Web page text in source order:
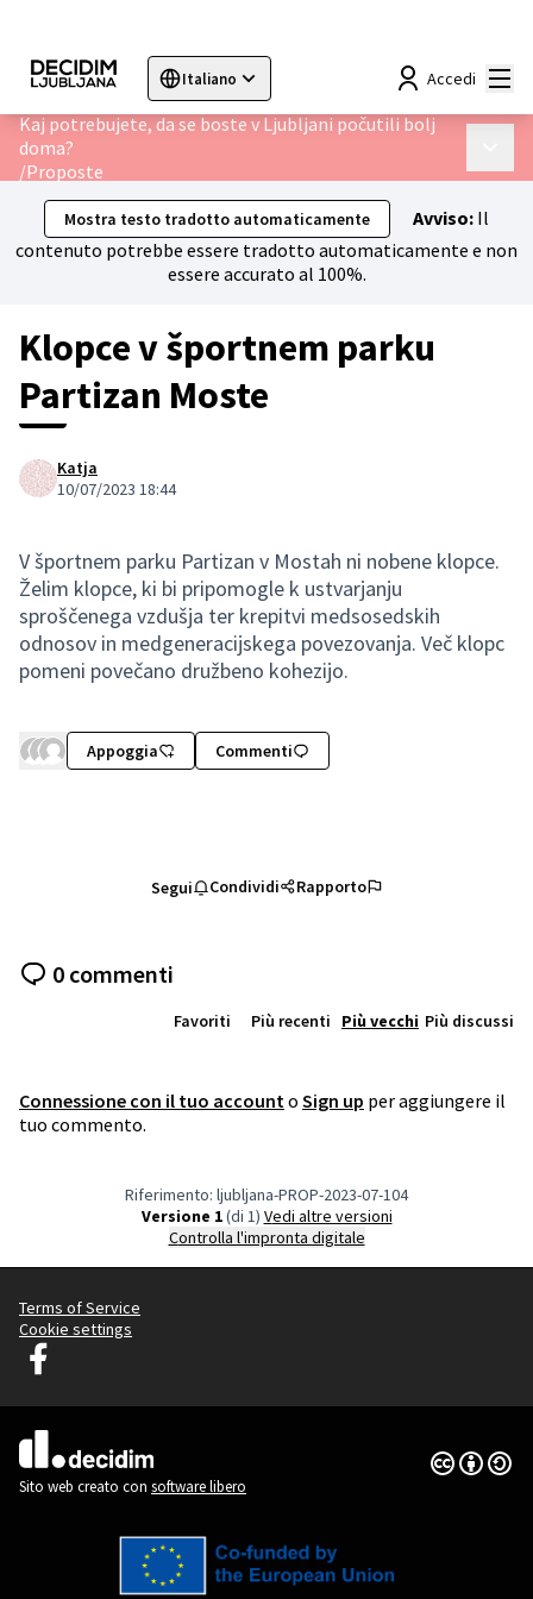
Italiano
Sprache wählen Choisir la langue
Accedi
Kaj potrebujete, da se boste v Ljubljani počutili bolj
doma?
/Proposte
Mostra testo tradotto automaticamente Avviso: Il
contenuto potrebbe essere tradotto automaticamente e non
essere accurato al 100%.
Klopce v športnem parku
Partizan Moste
Katja
10/07/2023 18:44
V športnem parku Partizan v Mostah ni nobene klopce.
Želim klopce, ki bi pripomogle k ustvarjanju
sproščenega vzdušja ter krepitvi medsosedskih
odnosov in medgeneracijskega povezovanja. Več klopc
pomeni povečano družbeno kohezijo.
Appoggia Commenti
Segui Condividi Rapporto
0 commenti
Favoriti Più recenti Più vecchi Più discussi
Connessione con il tuo account o Sign up per aggiungere il
tuo commento.
Riferimento: ljubljana-PROP-2023-07-104
Versione 1(di 1) vedi altre versioni
Controlla l'impronta digitale
Terms of Service
Cookie settings
Decidim Ljubljana su Facebook
(Collegamento esterno)
Sito web creato con software libero
Licenza